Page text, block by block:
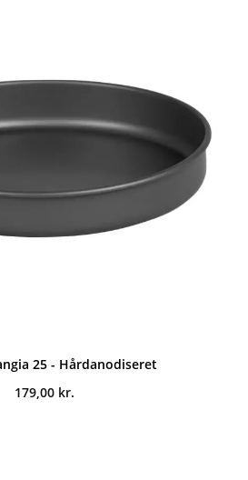
25 - Hårdanodiseret
179,00 kr.